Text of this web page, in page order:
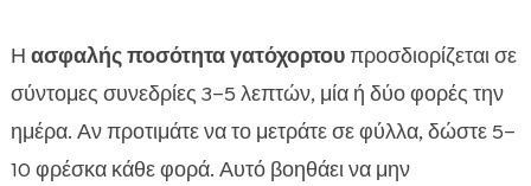
Η ασφαλής ποσότητα γατόχορτουπροσδιορίζεται σε
σύντομες συνεδρίες 3–5 λεπτών, μία ή δύο φορές την
ημέρα. Αν προτιμάτε να το μετράτε σε φύλλα, δώστε 5–
10 φρέσκα κάθε φορά. Αυτό βοηθάει να μην